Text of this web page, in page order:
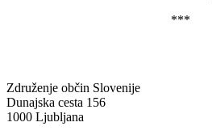
***
Združenje občin Slovenije
Dunajska cesta 156
1000 Ljubljana